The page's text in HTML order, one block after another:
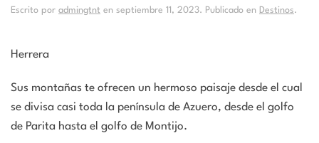
Escrito por admingtnt en septiembre 11, 2023. Publicado en Destinos.
Herrera
Sus montañas te ofrecen un hermoso paisaje desde el cual
se divisa casi toda la península de Azuero, desde el golfo
de Parita hasta el golfo de Montijo.